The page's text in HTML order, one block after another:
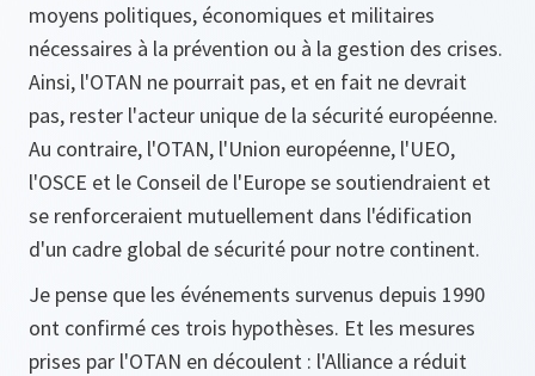
moyens politiques, économiques et militaires
nécessaires à la prévention ou à la gestion des crises.
Ainsi, l'OTAN ne pourrait pas, et en fait ne devrait
pas, rester l'acteur unique de la sécurité européenne.
Au contraire, l'OTAN, l'Union européenne, l'UEO,
l'OSCE et le Conseil de l'Europe se soutiendraient et
se renforceraient mutuellement dans l'édification
d'un cadre global de sécurité pour notre continent.
Je pense que les événements survenus depuis 1990
ont confirmé ces trois hypothèses. Et les mesures
prises par l'OTAN en découlent : l'Alliance a réduit